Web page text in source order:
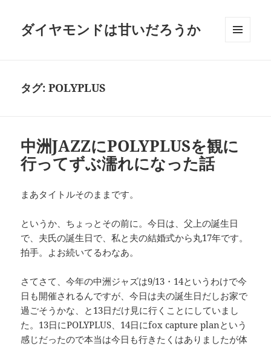
ダイヤモンドは甘いだろうか
タグ:POLYPLUS
中洲JAZZにPOLYPLUSを観に
行ってずぶ濡れになった話
まあタイトルそのままです。
というか、ちょっとその前に。今日は、父上の誕生日
で、夫氏の誕生日で、私と夫の結婚式から丸17年です。
拍手。よお続いてるわなあ。
さてさて、今年の中洲ジャズは9/13・14というわけで今
日も開催されるんですが、今日は夫の誕生日だしお家で
過ごそうかな、と13日だけ見に行くことにしていまし
た。13日にPOLYPLUS、14日にfox capture planという
感じだったので本当は今日も行きたくはありましたが体